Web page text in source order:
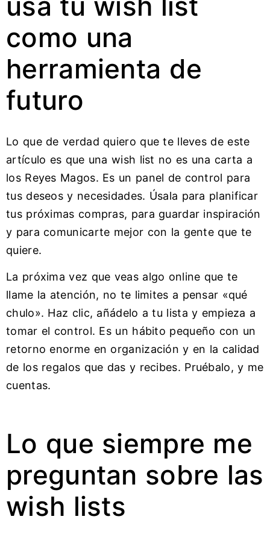
como una
herramienta de
futuro
Lo que de verdad quiero que te lleves de este
artículo es que una wish list no es una carta a
los Reyes Magos. Es un panel de control para
tus deseos y necesidades. Úsala para planificar
tus próximas compras, para guardar inspiración
y para comunicarte mejor con la gente que te
quiere.
La próxima vez que veas algo online que te
llame la atención, no te limites a pensar «qué
chulo». Haz clic, añádelo a tu lista y empieza a
tomar el control. Es un hábito pequeño con un
retorno enorme en organización y en la calidad
de los regalos que das y recibes. Pruébalo, y me
cuentas.
Lo que siempre me
preguntan sobre las
wish lists